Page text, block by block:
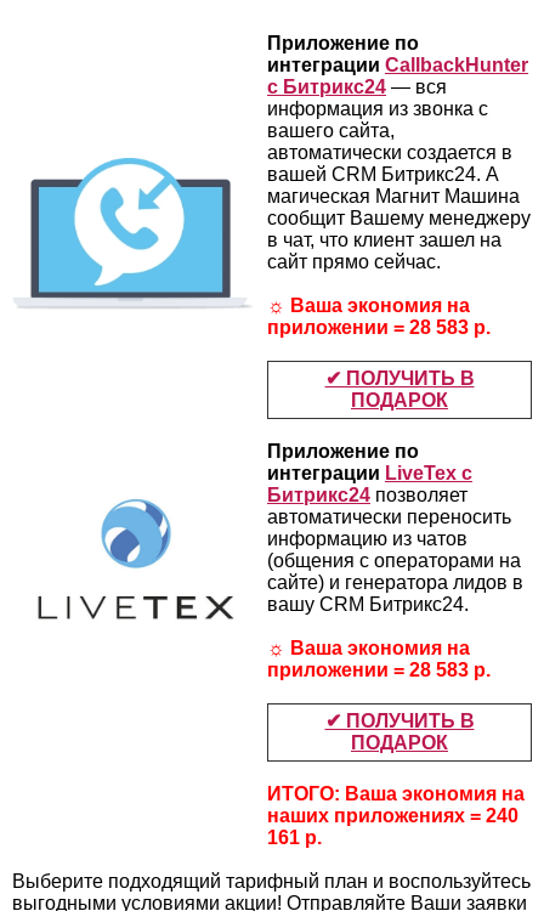
Приложение по
интеграции CallbackHunter
с Битрикс24 — вся
информация из звонка с
вашего сайта,
автоматически создается в
вашей CRM Битрикс24. А
магическая Магнит Машина
сообщит Вашему менеджеру
в чат, что клиент зашел на
сайт прямо сейчас.
☼ Ваша экономия на
приложении = 28 583 р.
✔ ПОЛУЧИТЬ В
ПОДАРОК
Приложение по
интеграции LiveTex с
Битрикс24 позволяет
автоматически переносить
информацию из чатов
(общения с операторами на
сайте) и генератора лидов в
вашу CRM Битрикс24.
☼ Ваша экономия на
приложении = 28 583 р.
✔ ПОЛУЧИТЬ В
ПОДАРОК
ИТОГО: Ваша экономия на
наших приложениях = 240
161 р.
Выберите подходящий тарифный план и воспользуйтесь
выгодными условиями акции! Отправляйте Ваши заявки